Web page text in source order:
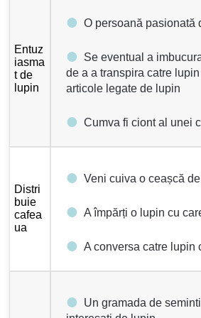
Entuz
iasma
t de
lupin
O persoană pasionată
Se eventual a
de a a transpira catre
articole legate de lupin
Cumva fi ciont al unei
Distri
buie
cafea
ua
Veni cuiva o ceașcă
A împărți o lupin cu
A conversa catre lupin
Un gramada de